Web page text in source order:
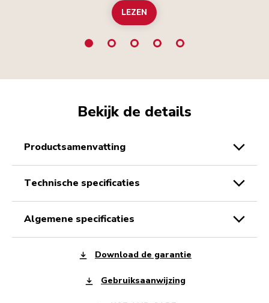
LEZEN
Bekijk de details
productsamenvatting
technische specificaties
algemene specificaties
Download de garantie
Gebruiksaanwijzing